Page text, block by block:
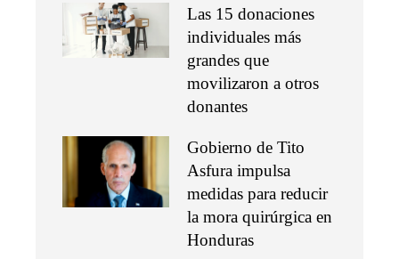
Las 15 donaciones
individuales más
grandes que
movilizaron a otros
donantes
Gobierno de Tito
Asfura impulsa
medidas para reducir
la mora quirúrgica en
Honduras